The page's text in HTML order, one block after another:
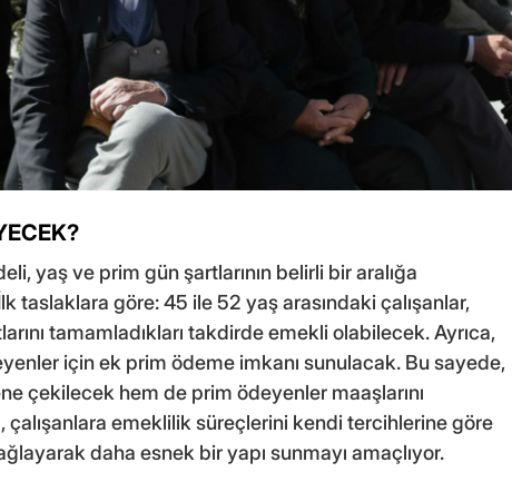
yaş ve prim gün şartlarının belirli bir aralığa
taslaklara göre: 45 ile 52 yaş arasındaki çalışanlar,
tamamladıkları takdirde emekli olabilecek. Ayrıca,
için ek prim ödeme imkanı sunulacak. Bu sayede,
çekilecek hem de prim ödeyenler maaşlarını
çalışanlara emeklilik süreçlerini kendi tercihlerine göre
daha esnek bir yapı sunmayı amaçlıyor.